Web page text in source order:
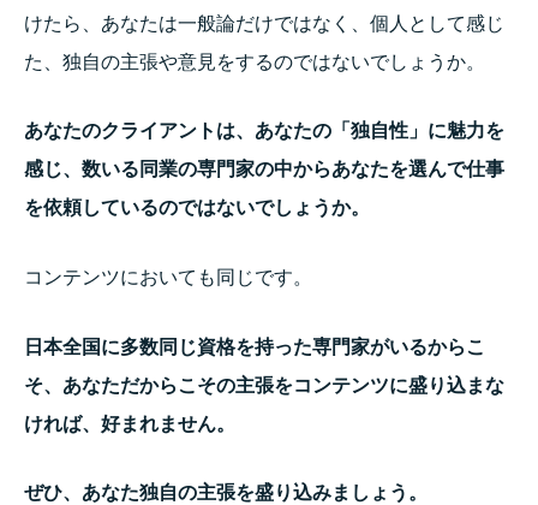
けたら、あなたは一般論だけではなく、個人として感じ
た、独自の主張や意見をするのではないでしょうか。
あなたのクライアントは、あなたの「独自性」に魅力を
感じ、 数いる同業の専門家の中からあなたを選んで仕事
を依頼しているのではないでしょうか。
コンテンツにおいても同じです。
日本全国に多数同じ資格を持った専門家がいるからこ
そ、 あなただからこその主張をコンテンツに盛り込まな
ければ、好まれません。
ぜひ、あなた独自の主張を盛り込みましょう。